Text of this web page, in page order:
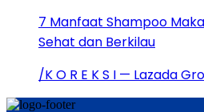
7 Manfaat Shampoo
Sehat dan Berkilau
/K O R E K S I — Lazada